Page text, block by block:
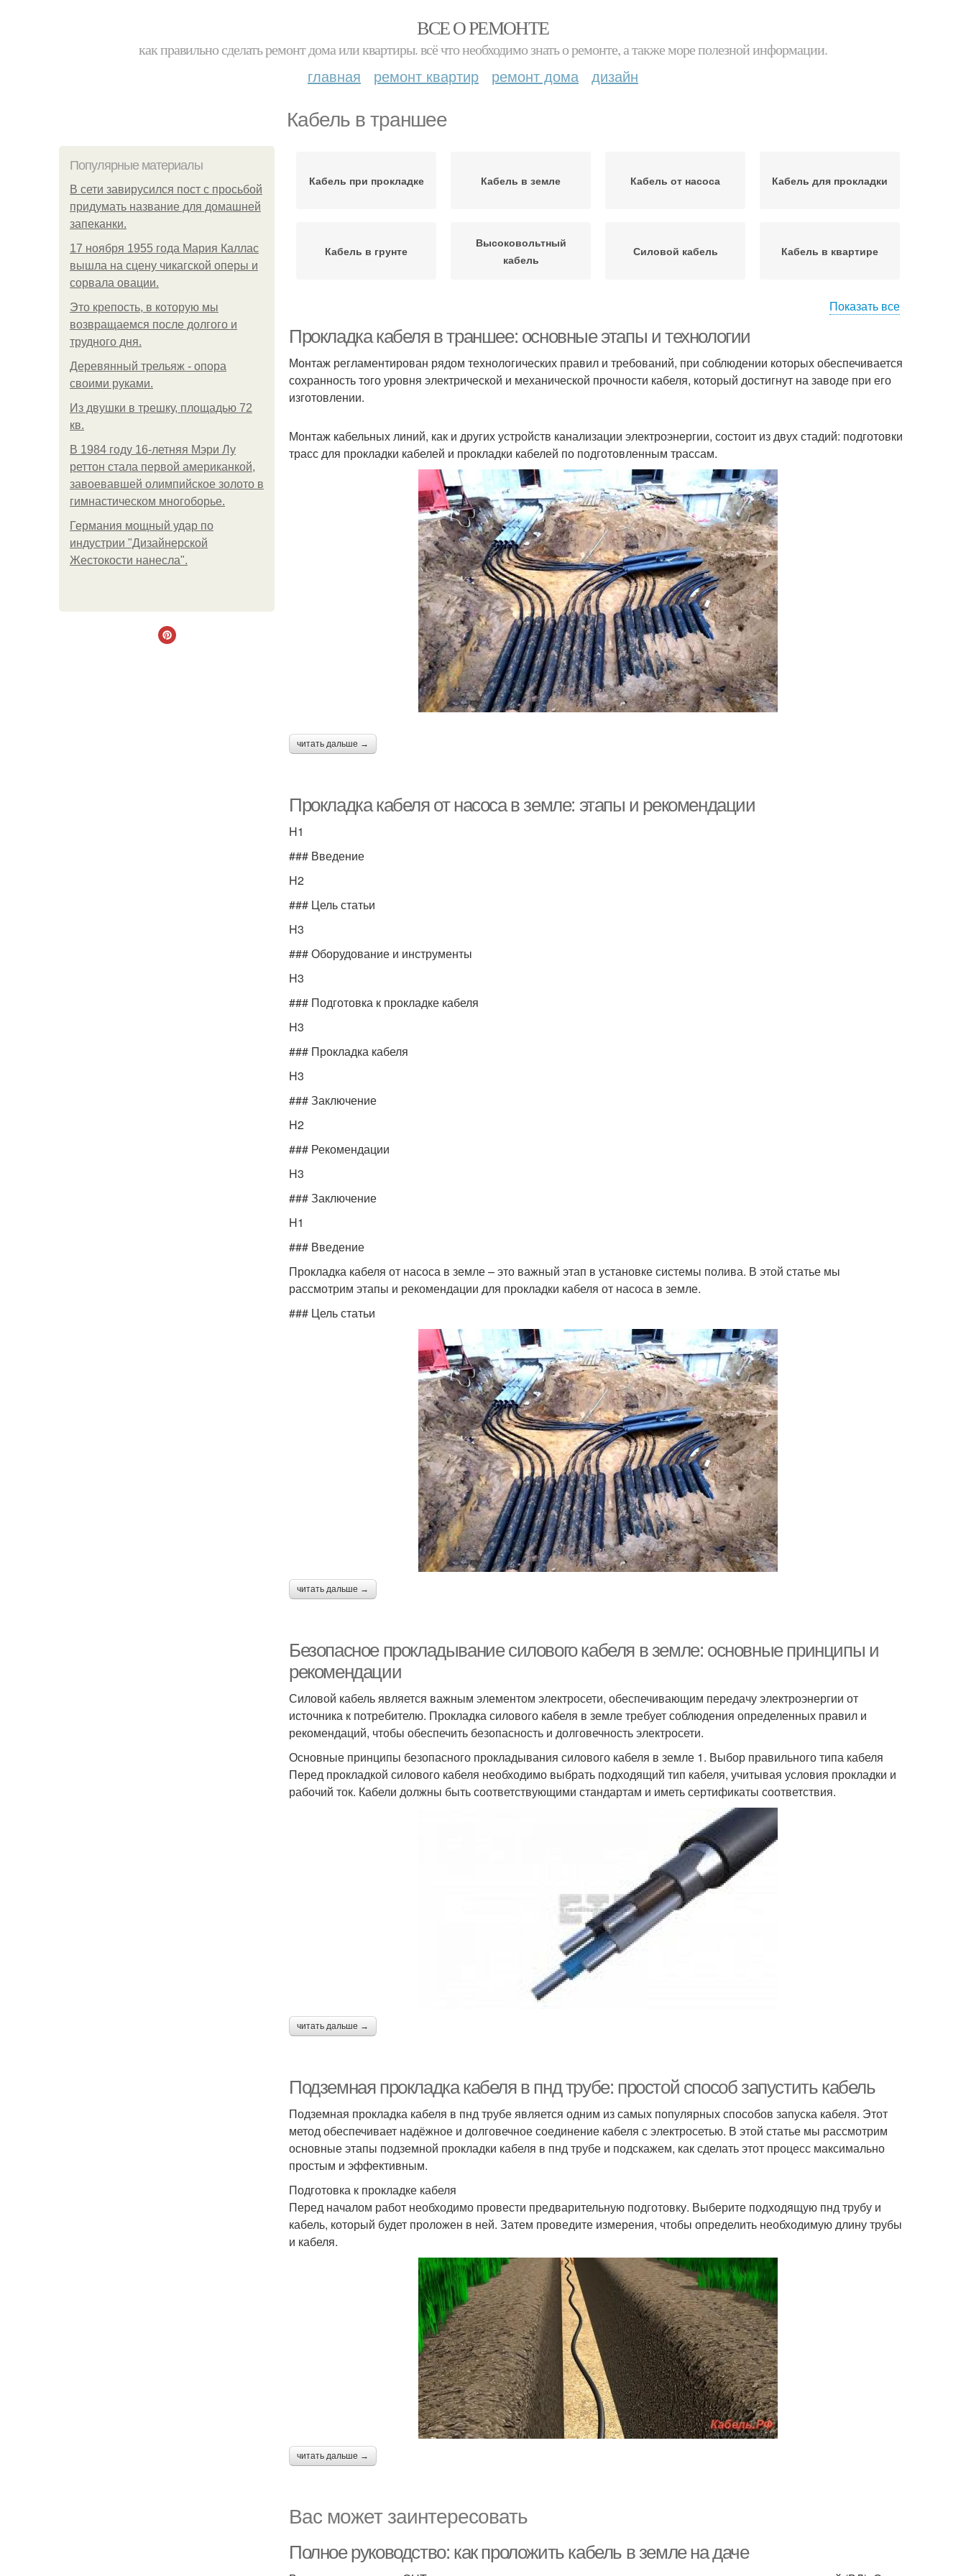
ВСЕ О РЕМОНТЕ
как правильно сделать ремонт дома или квартиры. всё что необходимо знать о ремонте, а также море полезной информации.
главная ремонт квартир ремонт дома дизайн
Кабель в траншее
Популярные материалы
В сети завирусился пост с просьбой
придумать название для домашней
запеканки.
17 ноября 1955 года Мария Каллас
вышла на сцену чикагской оперы и
сорвала овации.
Это крепость, в которую мы
возвращаемся после долгого и
трудного дня.
Деревянный трельяж - опора
своими руками.
Из двушки в трешку, площадью 72
кв.
В 1984 году 16-летняя Мэри Лу
реттон стала первой американкой,
завоевавшей олимпийское золото в
гимнастическом многоборье.
Германия мощный удар по
индустрии "Дизайнерской
Жестокости нанесла".
Кабель при прокладке Кабель в земле Кабель от насоса Кабель для прокладки
Кабель в грунте
Высоковольтный
кабель
Силовой кабель Кабель в квартире
кабель
Кабель от повреждений
Кабель в пнд-трубе Кабель в дом Бронированный кабель
Показать все
Прокладка кабеля в траншее: основные этапы и технологии
Монтаж регламентирован рядом технологических правил и требований, при соблюдении которых обеспечивается
сохранность того уровня электрической и механической прочности кабеля, который достигнут на заводе при его
изготовлении.
Монтаж кабельных линий, как и других устройств канализации электроэнергии, состоит из двух стадий: подготовки
трасс для прокладки кабелей и прокладки кабелей по подготовленным трассам.
читать дальше →
Прокладка кабеля от насоса в земле: этапы и рекомендации
H1
### Введение
H2
### Цель статьи
H3
### Оборудование и инструменты
H3
### Подготовка к прокладке кабеля
H3
### Прокладка кабеля
H3
### Заключение
H2
### Рекомендации
H3
### Заключение
H1
### Введение
Прокладка кабеля от насоса в земле – это важный этап в установке системы полива. В этой статье мы
рассмотрим этапы и рекомендации для прокладки кабеля от насоса в земле.
### Цель статьи
читать дальше →
Безопасное прокладывание силового кабеля в земле: основные принципы и
рекомендации
Силовой кабель является важным элементом электросети, обеспечивающим передачу электроэнергии от
источника к потребителю. Прокладка силового кабеля в земле требует соблюдения определенных правил и
рекомендаций, чтобы обеспечить безопасность и долговечность электросети.
Основные принципы безопасного прокладывания силового кабеля в земле 1. Выбор правильного типа кабеля
Перед прокладкой силового кабеля необходимо выбрать подходящий тип кабеля, учитывая условия прокладки и
рабочий ток. Кабели должны быть соответствующими стандартам и иметь сертификаты соответствия.
читать дальше →
Подземная прокладка кабеля в пнд трубе: простой способ запустить кабель
Подземная прокладка кабеля в пнд трубе является одним из самых популярных способов запуска кабеля. Этот
метод обеспечивает надёжное и долговечное соединение кабеля с электросетью. В этой статье мы рассмотрим
основные этапы подземной прокладки кабеля в пнд трубе и подскажем, как сделать этот процесс максимально
простым и эффективным.
Подготовка к прокладке кабеля
Перед началом работ необходимо провести предварительную подготовку. Выберите подходящую пнд трубу и
кабель, который будет проложен в ней. Затем проведите измерения, чтобы определить необходимую длину трубы
и кабеля.
читать дальше →
Вас может заинтересовать
Полное руководство: как проложить кабель в земле на даче